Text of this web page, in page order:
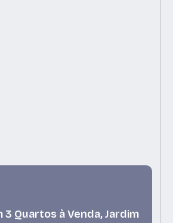
3 Quartos à Venda, Jardim